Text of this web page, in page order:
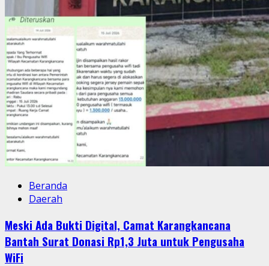
Beranda
Daerah
Meski Ada Bukti Digital, Camat Karangkancana
Bantah Surat Donasi Rp1,3 Juta untuk Pengusaha
WiFi